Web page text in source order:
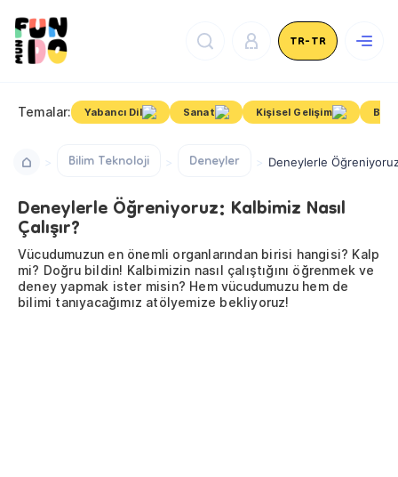
TR-TR
Temalar: Yabancı Dil Sanat Kişisel Gelişim Bire
Bilim Teknoloji Deneyler Deneylerle
Deneylerle Öğreniyoruz: Kalbimiz Nasıl
Çalışır?
Vücudumuzun en önemli organlarından birisi hangisi? Kalp
mi? Doğru bildin! Kalbimizin nasıl çalıştığını öğrenmek ve
deney yapmak ister misin? Hem vücudumuzu hem de
bilimi tanıyacağımız atölyemize bekliyoruz!